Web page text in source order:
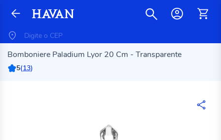
Bomboniere Paladium Lyor 20 Cm - Transparente
5(13)